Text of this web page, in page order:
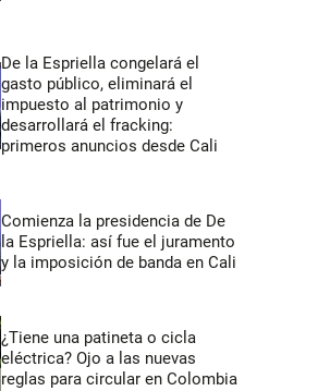
De la Espriella congelará el
gasto público, eliminará el
impuesto al patrimonio y
desarrollará el fracking:
primeros anuncios desde Cali
Comienza la presidencia de De
la Espriella: así fue el juramento
y la imposición de banda en Cali
¿Tiene una patineta o cicla
eléctrica? Ojo a las nuevas
reglas para circular en Colombia